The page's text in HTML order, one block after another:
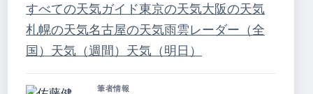
すべての天気ガイド東京の天気大阪の天気
札幌の天気名古屋の天気雨雲レーダー（全
国） 天気（週間） 天気（明日）
筆者情報